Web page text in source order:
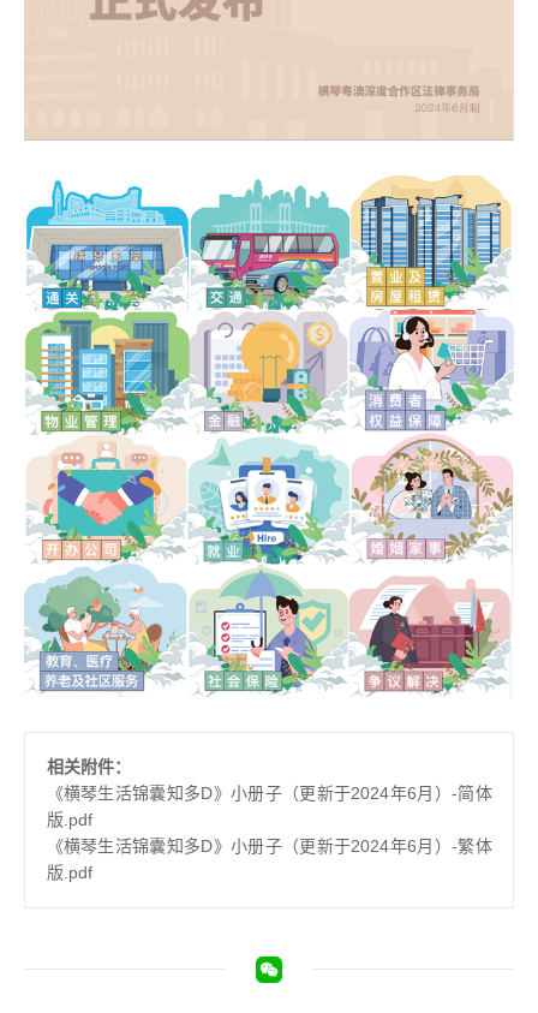
相关附件：
《横琴生活锦囊知多D》小册子（更新于2024年6月）-简体
版.pdf
《横琴生活锦囊知多D》小册子（更新于2024年6月）-繁体
版.pdf